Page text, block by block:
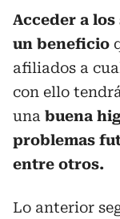
Acceder a
un beneficio
afiliados a
con ello
una buena
problemas
entre otros.
Lo anterior